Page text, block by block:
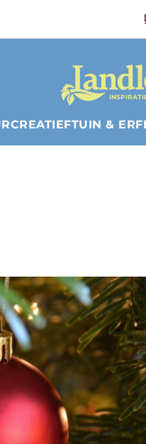
CREATIEFTUIN & ERF